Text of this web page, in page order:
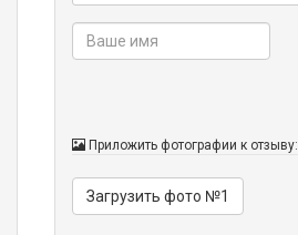
Приложить фотографии к отзыву:
Загрузить фото №1